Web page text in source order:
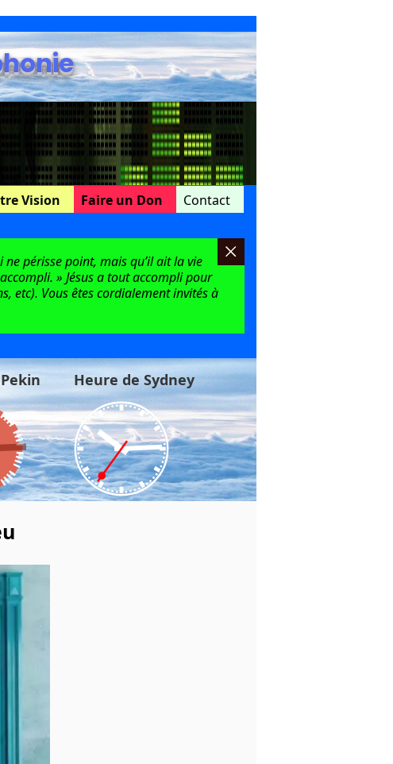
Vision Faire un Don Contact
périsse point, mais qu’il ait la vie
» Jésus a tout accompli pour
etc). Vous êtes cordialement invités à
Heure de Sydney